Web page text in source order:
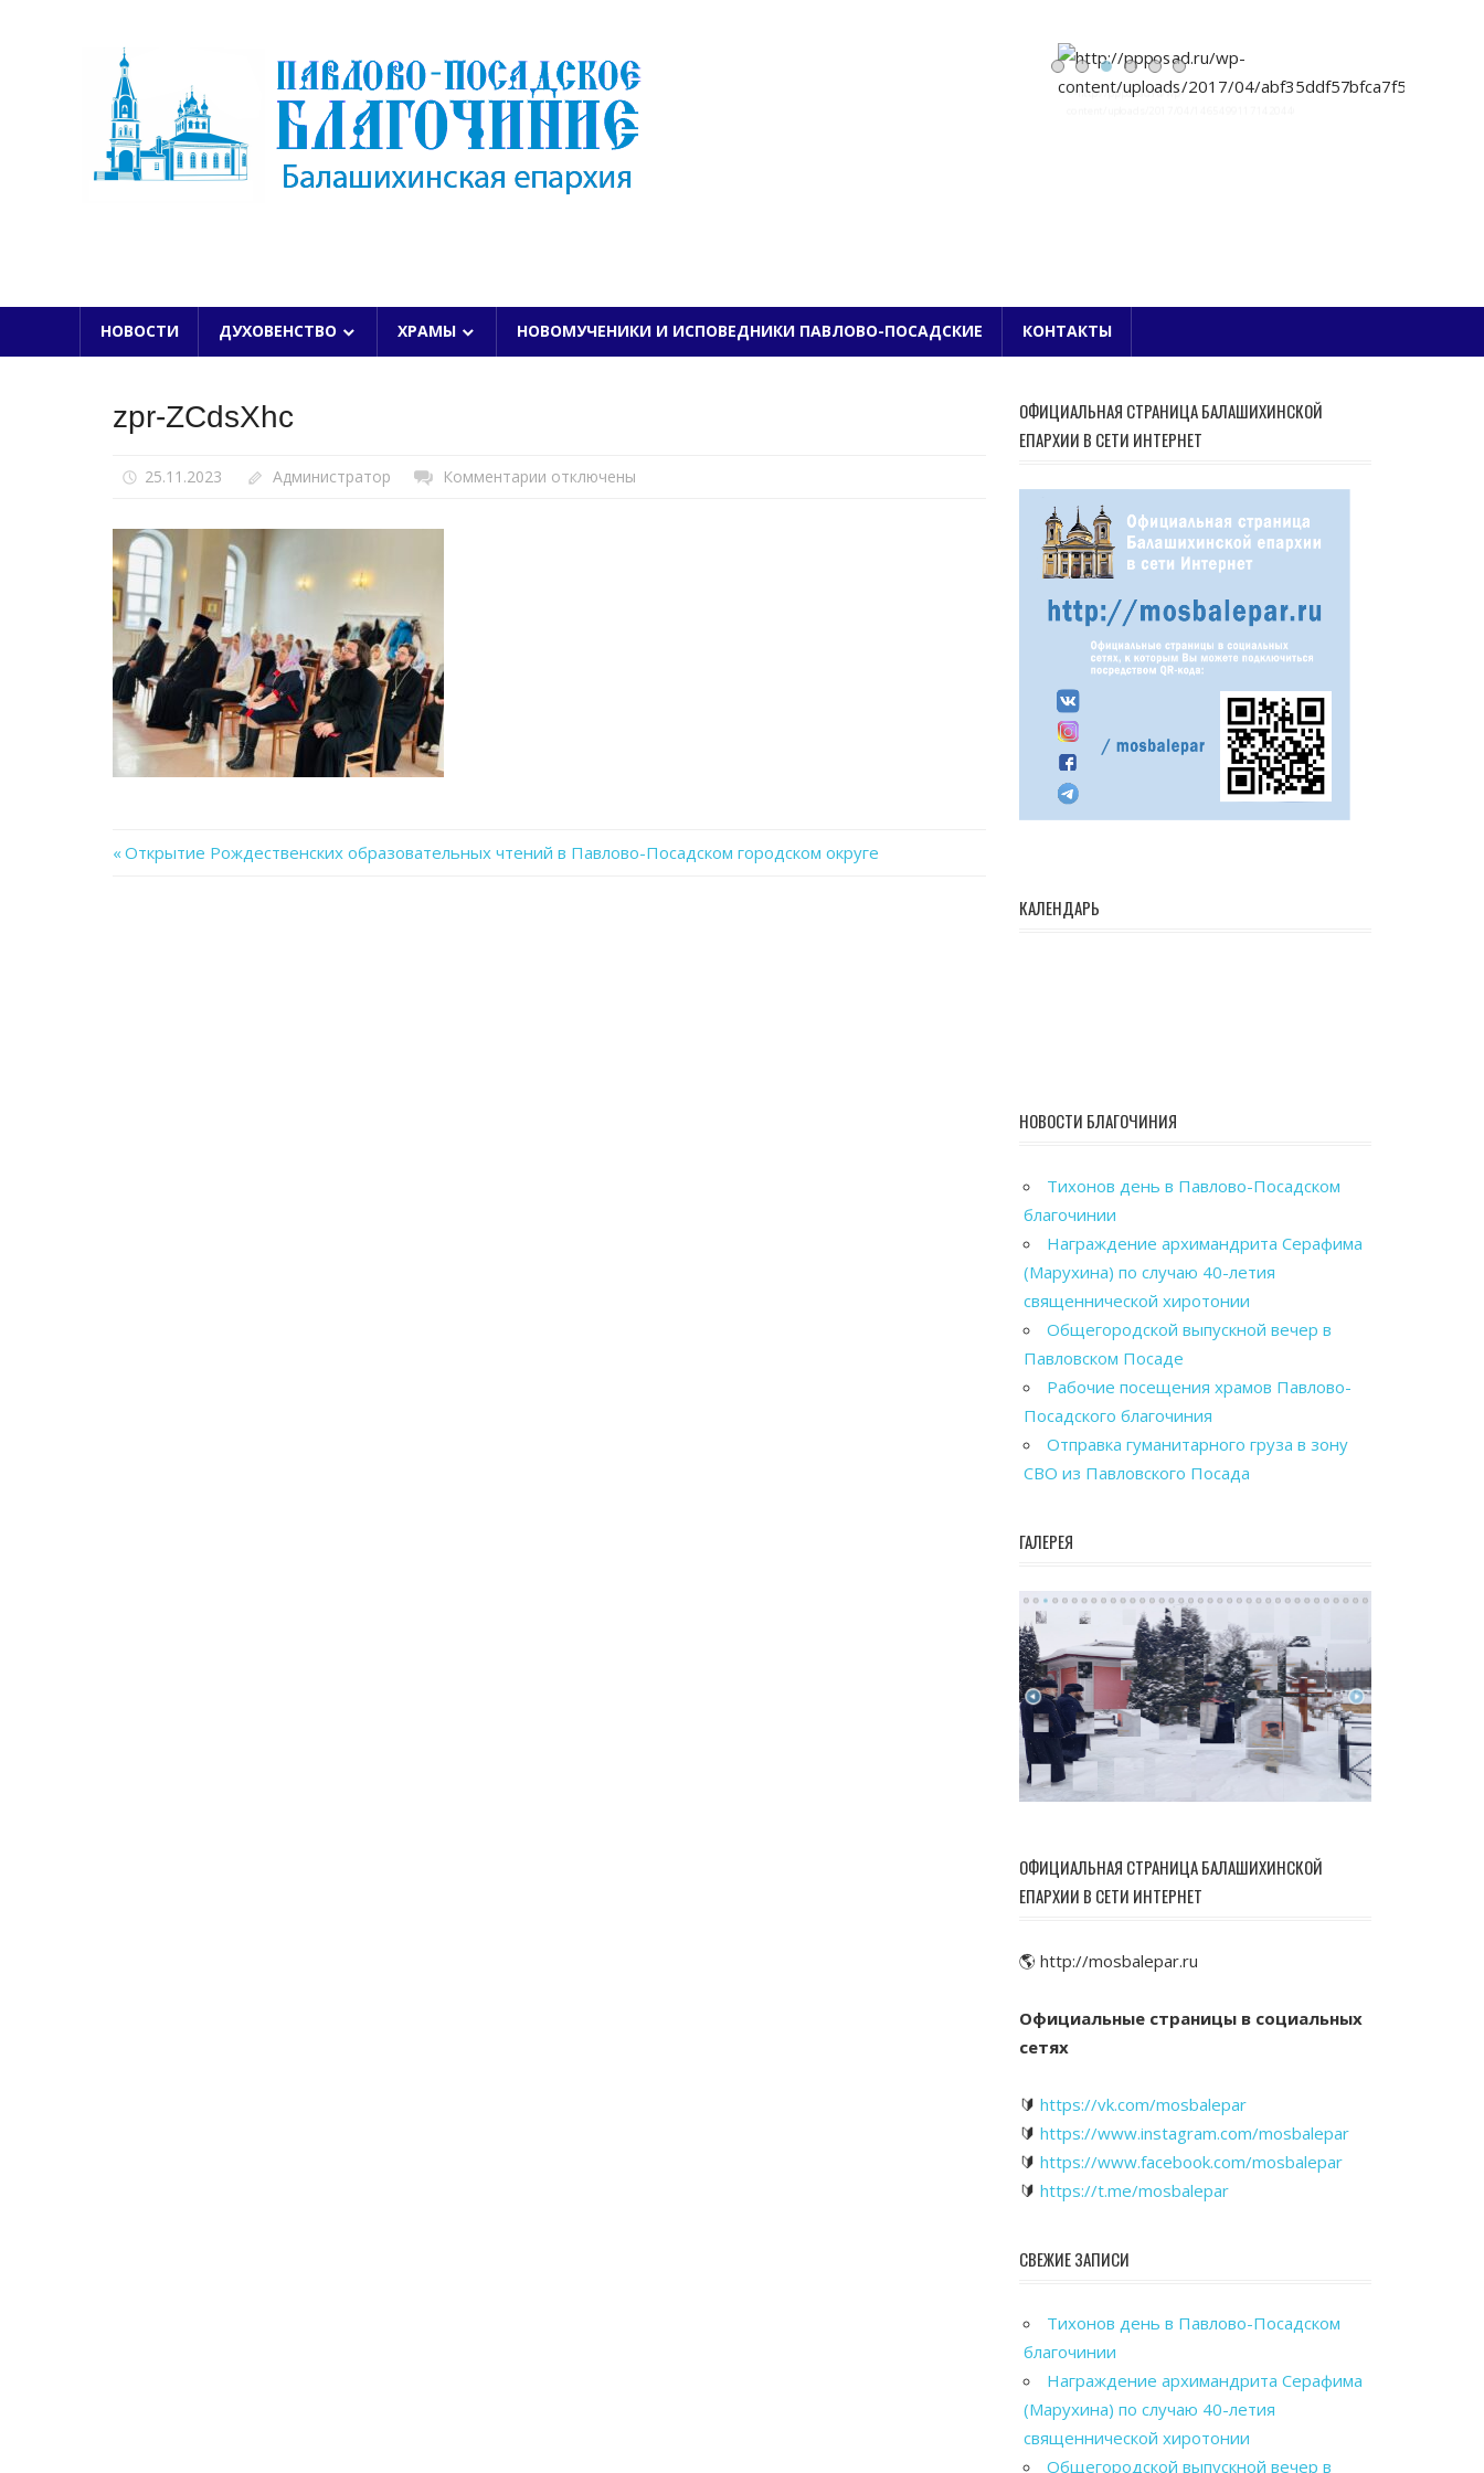
ПАВЛОВО-ПОСАДСКОЕ БЛАГОЧИНИЕ
НОВОСТИ ДУХОВЕНСТВО ХРАМЫ НОВОМУЧЕНИКИ И ИСПОВЕДНИКИ ПАВЛОВО-ПОСАДСКИЕ КОНТАКТЫ
zpr-ZCdsXhc
25.11.2023 Администратор Комментарии котключены
Previous
Открытие Рождественских образовательных чтений в Павлово-Посадском городском округе
ОФИЦИАЛЬНАЯ СТРАНИЦА БАЛАШИХИНСКОЙ
ЕПАРХИИ В СЕТИ ИНТЕРНЕТ
КАЛЕНДАРЬ
НОВОСТИ БЛАГОЧИНИЯ
Тихонов день в Павлово-Посадском
благочинии
Награждение архимандрита Серафима
(Марухина) по случаю 40-летия
священнической хиротонии
Общегородской выпускной вечер в
Павловском Посаде
Рабочие посещения храмов Павлово-
Посадского благочиния
Отправка гуманитарного груза в зону
СВО из Павловского Посада
ГАЛЕРЕЯ
ОФИЦИАЛЬНАЯ СТРАНИЦА БАЛАШИХИНСКОЙ
ЕПАРХИИ В СЕТИ ИНТЕРНЕТ
🌎 http://mosbalepar.ru
Официальные страницы в социальных
сетях
🔰 https://vk.com/mosbalepar
🔰 https://www.instagram.com/mosbalepar
🔰 https://www.facebook.com/mosbalepar
🔰 https://t.me/mosbalepar
СВЕЖИЕ ЗАПИСИ
Тихонов день в Павлово-Посадском
благочинии
Награждение архимандрита Серафима
(Марухина) по случаю 40-летия
священнической хиротонии
Общегородской выпускной вечер в